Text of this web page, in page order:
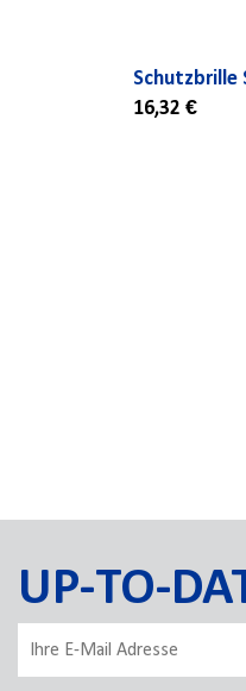
Schutzbrille
16,32 €
UP-TO-